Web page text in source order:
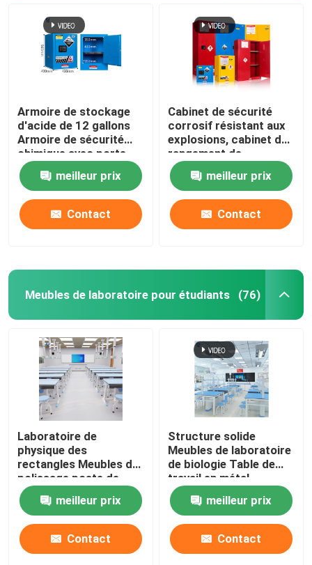
Armoire de stockage
d'acide de 12 gallons
Armoire de sécurité
chimique avec porte
double
meilleur prix
Contact
Cabinet de sécurité
corrosif résistant aux
explosions, cabinet de
rangement de
laboratoire de
ventilation.meilleur prix
Contact
Meubles de laboratoire pour étudiants (76)
Laboratoire de
physique des
rectangles Meubles de
polissage poste de
travail d'affichage
mobile meilleur prix
Contact
Structure solide
Meubles de laboratoire
de biologie Table de
travail en métal
étanche
meilleur prix
Contact